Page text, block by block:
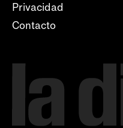
Privacidad
Contacto